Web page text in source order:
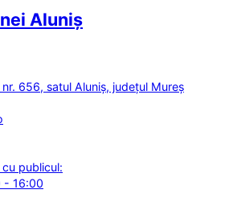
Aluniș
656, satul Aluniș, județul Mureș
publicul:
- 16:00